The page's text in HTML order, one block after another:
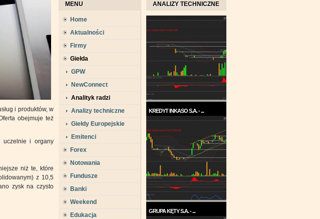
i produktów, w
obejmuje też
uczelnie i organy
niż te, które
z 10,5
zysk na czysto
MENU
Home
Aktualności
Firmy
Giełda
GPW
NewConnect
Analityk radzi
Analizy techniczne
Giełdy Europejskie
Emitenci
Forex
Notowania
Fundusze
Banki
Weekend
Edukacja
ANALIZY TECHNICZNE
KREDYT INKASO S.A. - ...
każdym razie w ...
GRUPA KĘTY S.A. - ...